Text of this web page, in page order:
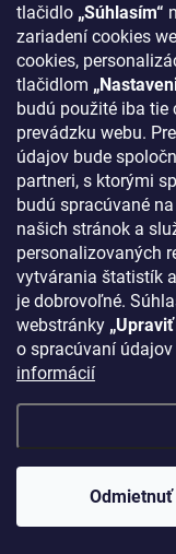
tlačidlo „Súhlasím“
zariadení cookies
cookies,
tlačidlom
budú použité iba tie
prevádzku webu.
údajov bude
partneri, s ktorými
budú spracúvané
našich stránok a
personalizovaných
vytvárania štatistík
je dobrovoľné.
webstránky
o spracúvaní
informácií
Odmietnuť
Odstúpenie od zmluvy
KONTAKT
klima@
0907 044 080
https://
klimapreteba
https://